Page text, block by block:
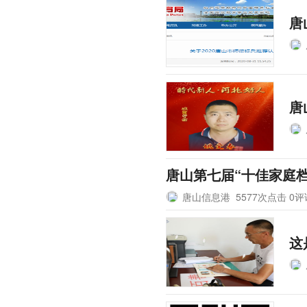
唐
唐
唐山第七届“十佳家庭
唐山信息港 5577次点击 0
这